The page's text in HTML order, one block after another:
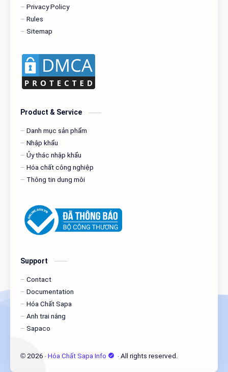
Privacy Policy
Rules
Sitemap
Product & Service
Danh mục sản phẩm
Nhập khẩu
Ủy thác nhập khẩu
Hóa chất công nghiệp
Thông tin dung môi
Support
Contact
Documentation
Hóa Chất Sapa
Anh trai nắng
Sapaco
© 2026 ‧ Hóa Chất Sapa Info ‧ All rights reserved.